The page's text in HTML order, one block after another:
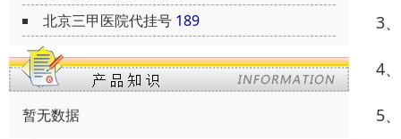
北京三甲医院代挂号 189
暂无数据
3
4
5